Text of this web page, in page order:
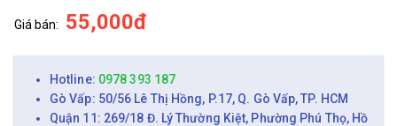
Giá bán: 55,000đ
Hotline: 0978 393 187
Gò Vấp: 50/56 Lê Thị Hồng, P.17, Q. Gò Vấp, TP. HCM
Quận 11: 269/18 Đ. Lý Thường Kiệt, Phường Phú Thọ, Hồ